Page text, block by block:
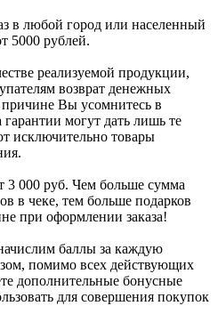
в любой город или населенный
5000 рублей.
реализуемой продукции,
возврат денежных
причине Вы усомнитесь в
гарантии могут дать лишь те
исключительно товары
3 000 руб. Чем больше сумма
в чеке, тем больше подарков
при оформлении заказа!
баллы за каждую
помимо всех действующих
дополнительные бонусные
для совершения покупок